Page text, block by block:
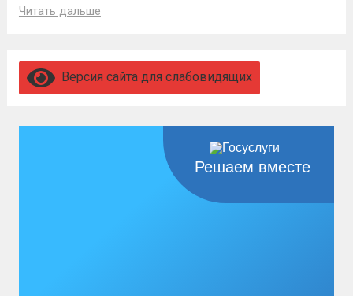
Читать дальше
Версия сайта для слабовидящих
Решаем вместе